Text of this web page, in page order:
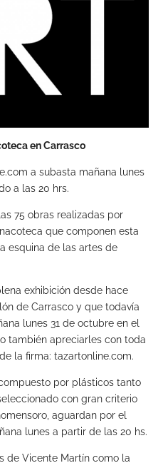
en Carrasco
a subasta mañana lunes
a las 20 hrs.
75 obras realizadas por
que componen esta
esquina de las artes de
exhibición desde hace
de Carrasco y que todavía
lunes 31 de octubre en el
también apreciarles con toda
la firma: tazartonline.com.
por plásticos tanto
con gran criterio
aguardan por el
lunes a partir de las 20 hs.
de Vicente Martín como la